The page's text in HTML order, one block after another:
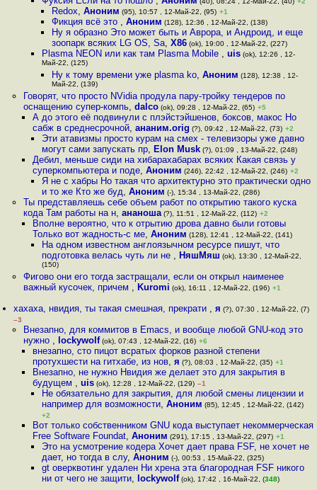
Redox, Аноним (95), 10:57 , 12-Май-22, (95) +1
Фикция всё это , Аноним (128), 12:36 , 12-Май-22, (138)
Ну я образно Это может быть и Аврора, и Андроид, и еще
зоопарк всяких LG OS, Sa, X86(ok), 19:00 , 12-Май-22, (227)
Plasma NEON или как там Plasma Mobile ,uis (ok), 12:26 , 12-
Май-22, (125)
Ну к тому времени уже plasma ko, Аноним (128), 12:38 , 12-
Май-22, (139)
Говорят, что просто NVidia продула пару-тройку тендеров по
оснащению супер-компь, dalco(ok), 09:28 , 12-Май-22, (65) +5
А до этого её подвинули с плэйстэйшенов, боксов, макос Но
сабж в среднесрочной, ананим.orig (?), 09:42 , 12-Май-22, (73) +2
Эти атавизмы просто курам на смех - телевизоры уже давно
могут сами запускать пр, Elon Musk (?), 01:09 , 13-Май-22, (248)
Дебил, меньше сиди на хибарахабарах всяких Какая связь у
суперкомпьютера и поде, Аноним (246), 22:42 , 12-Май-22, (246) +2
Я не с хабры Но такая что архитектурно это практически одно
и то же Кто же буд,Аноним (-), 15:34 , 13-Май-22, (286)
Ты представляешь себе объем работ по открытию такого куска
кода Там работы на н, ананоша(?), 11:51 , 12-Май-22, (112) +2
Вполне вероятно, что к отрытию дрова давно были готовы
Только вот жадность-с ме, Аноним (128), 12:41 , 12-Май-22, (141)
На одном известном англоязычном ресурсе пишут, что
подготовка велась чуть ли не , НяшМяш (ok), 13:30 , 12-Май-22,
(150)
Фигово они его тогда застращали, если он открыл наименее
важный кусочек, причем , Kuromi (ok), 16:11 , 12-Май-22, (196) +1
хахаха, нвидия, ты такая смешная, прекрати ,я (?), 07:30 , 12-Май-22, (7)
–3
Внезапно, для коммитов в Emacs, и вообще любой GNU-код это
нужно , lockywolf(ok), 07:43 , 12-Май-22, (16) +6
внезапно, сто пицот всратых форков разной степени
протухшести на гитхабе, из нов, я (?), 08:03 , 12-Май-22, (35) +1
Внезапно, не нужно Нвидия же делает это для закрытия в
будущем , uis(ok), 12:28 , 12-Май-22, (129) –1
Не обязательно для закрытия, для любой смены лицензии и
например для возможности,Аноним (85), 12:45 , 12-Май-22, (142)
+2
Вот только собственником GNU кода выступает некоммерческая
Free Software Foundat, Аноним (291), 17:15 , 13-Май-22, (297) +1
Это на усмотрение кодера Хочет дает права FSF, не хочет не
дает, но тогда в слу,Аноним (-), 00:53 , 15-Май-22, (325)
gt оверквотинг удален Ни хрена эта благородная FSF никого
ни от чего не защити, lockywolf(ok), 17:42 , 16-Май-22, (348)